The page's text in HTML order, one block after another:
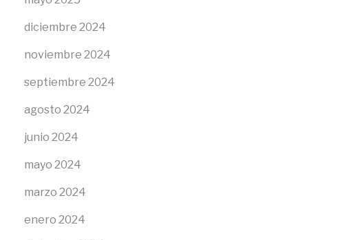
diciembre 2024
noviembre 2024
septiembre 2024
agosto 2024
junio 2024
mayo 2024
marzo 2024
enero 2024